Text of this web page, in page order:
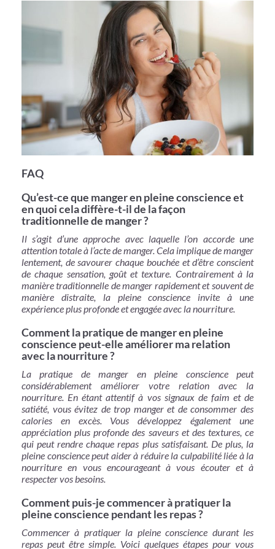
FAQ
Qu’est-ce que manger en pleine conscience et
en quoi cela diffère-t-il de la façon
traditionnelle de manger ?
Il s’agit d’une approche avec laquelle l’on accorde une
attention totale à l’acte de manger. Cela implique de manger
lentement, de savourer chaque bouchée et d’être conscient
de chaque sensation, goût et texture. Contrairement à la
manière traditionnelle de manger rapidement et souvent de
manière distraite, la pleine conscience invite à une
expérience plus profonde et engagée avec la nourriture.
Comment la pratique de manger en pleine
conscience peut-elle améliorer ma relation
avec la nourriture ?
La pratique de manger en pleine conscience peut
considérablement améliorer votre relation avec la
nourriture. En étant attentif à vos signaux de faim et de
satiété, vous évitez de trop manger et de consommer des
calories en excès. Vous développez également une
appréciation plus profonde des saveurs et des textures, ce
qui peut rendre chaque repas plus satisfaisant. De plus, la
pleine conscience peut aider à réduire la culpabilité liée à la
nourriture en vous encourageant à vous écouter et à
respecter vos besoins.
Comment puis-je commencer à pratiquer la
pleine conscience pendant les repas ?
Commencer à pratiquer la pleine conscience durant les
repas peut être simple. Voici quelques étapes pour vous